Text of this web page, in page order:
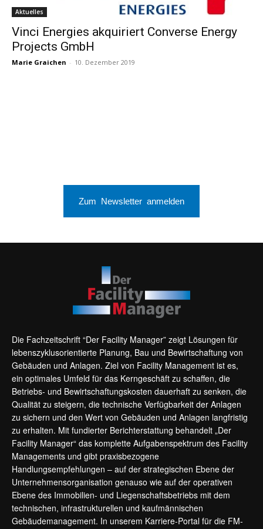
Aktuelles
Vinci Energies akquiriert Converse Energy
Projects GmbH
Marie Graichen - 10. Dezember 2019
Zum Newsletter anmelden
Die Fachzeitschrift “Der Facility Manager” zeigt Lösungen für
lebenszyklusorientierte Planung, Bau und Bewirtschaftung von
Gebäuden und Anlagen. Ziel von Facility Management ist es,
ein optimales Umfeld für das Kerngeschäft zu schaffen, die
Betriebs- und Bewirtschaftungskosten dauerhaft zu senken, die
Qualität zu steigern, die technische Verfügbarkeit der Anlagen
zu sichern und den Wert von Gebäuden und Anlagen langfristig
zu erhalten. Mit fundierter Berichterstattung behandelt „Der
Facility Manager“ das komplette Aufgabenspektrum des Facility
Managements und gibt praxisbezogene
Handlungsempfehlungen – auf der strategischen Ebene der
Unternehmensorganisation genauso wie auf der operativen
Ebene des Immobilien- und Liegenschaftsbetriebs mit dem
technischen, infrastrukturellen und kaufmännischen
Gebäudemanagement. In unserem Karriere-Portal für die FM-